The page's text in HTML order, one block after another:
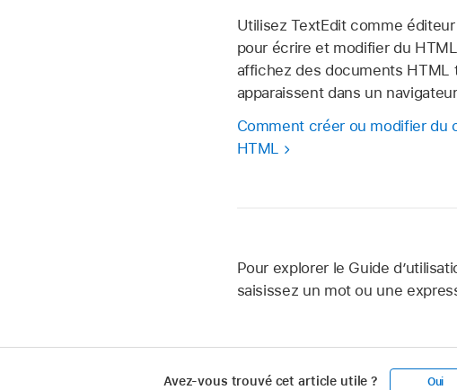
Utilisez TextEdit comme
pour écrire et modifier du
affichez des documents HTML
apparaissent dans un
Comment créer ou modifier du
HTML
Pour explorer le Guide
saisissez un mot ou une
Avez-vous trouvé cet article utile ? Oui